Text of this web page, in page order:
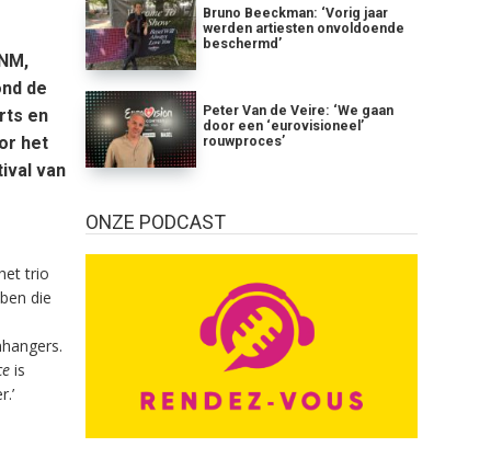
de
en
het
van
trio
die
is
Bruno Beeckman: ‘Vorig jaar
werden artiesten onvoldoende
beschermd’
Peter Van de Veire: ‘We gaan
door een ‘eurovisioneel’
rouwproces’
ONZE PODCAST